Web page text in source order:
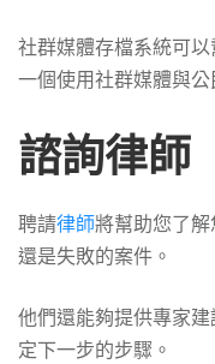
社群媒體存檔系統可
一個使用社群媒體與
諮詢律師
聘請律師將幫助您了
還是失敗的案件。
他們還能夠提供專家
定下一步的步驟。